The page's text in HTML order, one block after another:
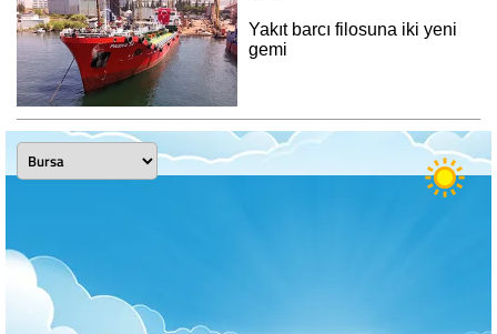
Yakıt barcı filosuna iki yeni
gemi